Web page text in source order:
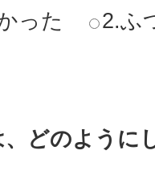
った
2.ふ
どのように